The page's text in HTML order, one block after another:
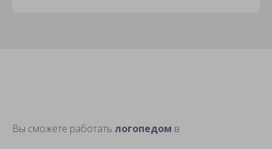
Вы сможете работать логопедом в